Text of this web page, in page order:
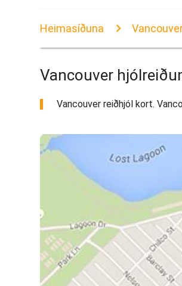
Heimasíðuna
Vancouver
Vancouver reiðhjól kort.